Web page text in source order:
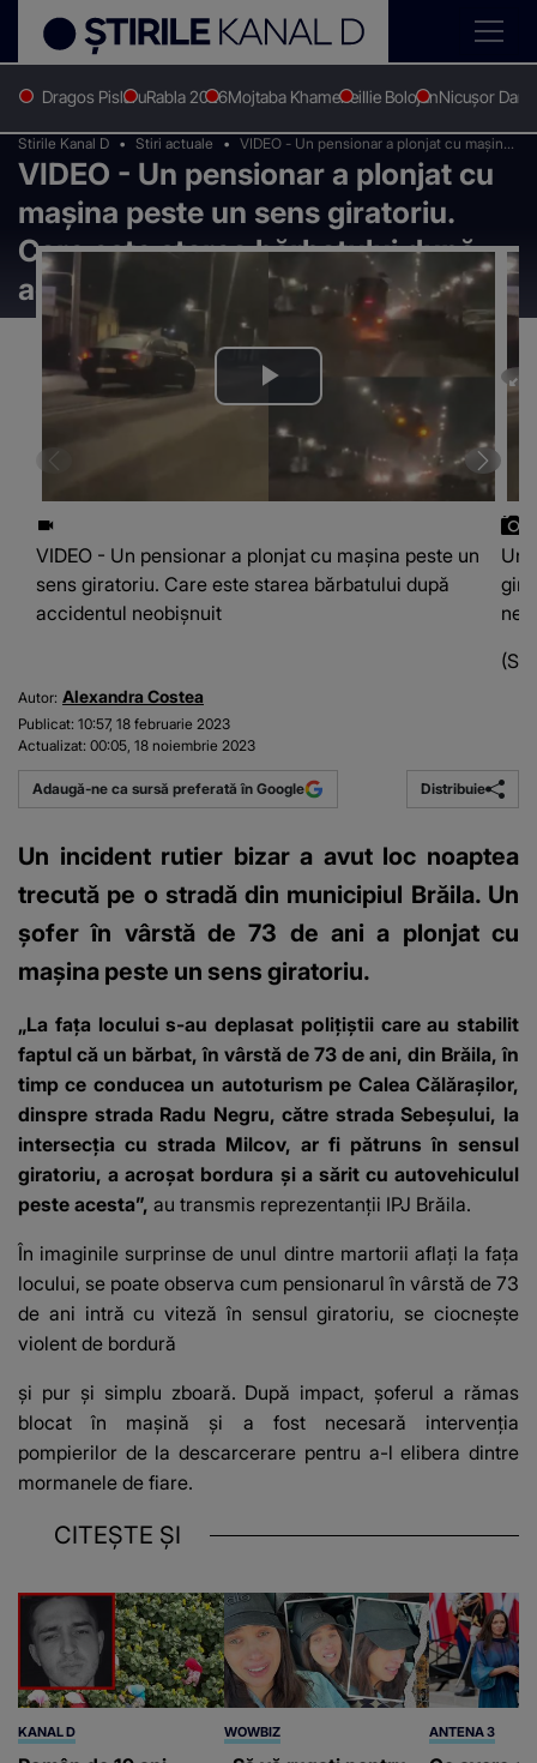
Dragos PislaruRabla 2026Mojtaba KhameneiIlie BolojanNicușor Dan
Stirile Kanal D Stiri actuale
VIDEO - Un pensionar a plonjat cu mașina
peste un sens giratoriu. Care este starea
bărbatului după accidentul neobișnuit
VIDEO - Un pensionar a plonjat cu
mașina peste un sens giratoriu.
Care este starea bărbatului după
accidentul neobișnuit
Play
Video
VIDEO - Un pensionar a plonjat cu mașina peste un
sens giratoriu. Care este starea bărbatului după
accidentul neobișnuit
Un
Autor: Alexandra Costea
Publicat: 10:57, 18 februarie 2023
Actualizat: 00:05, 18 noiembrie 2023
Adaugă-ne ca sursă preferată în Google Distribuie
Un incident rutier bizar a avut loc noaptea
trecută pe o stradă din municipiul Brăila. Un
şofer în vârstă de 73 de ani a plonjat cu
mașina peste un sens giratoriu.
„La fața locului s-au deplasat polițiștii care au stabilit
faptul că un bărbat, în vârstă de 73 de ani, din Brăila, în
timp ce conducea un autoturism pe Calea Călărașilor,
dinspre strada Radu Negru, către strada Sebeșului, la
intersecția cu strada Milcov, ar fi pătruns în sensul
giratoriu, a acroșat bordura și a sărit cu autovehiculul
peste acesta”, au transmis reprezentanții IPJ Brăila.
În imaginile surprinse de unul dintre martorii aflați la fața
locului, se poate observa cum pensionarul în vârstă de 73
de ani intră cu viteză în sensul giratoriu, se ciocneşte
violent de bordură
şi pur şi simplu zboară. După impact, șoferul a rămas
blocat în mașină și a fost necesară intervenția
pompierilor de la descarcerare pentru a-l elibera dintre
mormanele de fiare.
CITEȘTE ȘI
KANAL D WOWBIZ ANTENA 3